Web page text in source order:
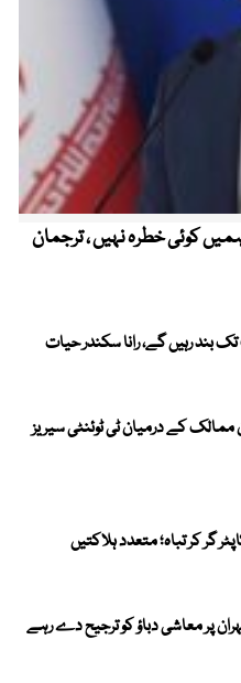
کوئی خطرہ نہیں ، ترجمان
میزبان ممالک کے درمیان ٹی ٹوئنٹی سیریز
پر معاشی دباؤ کو ترجیح دے رہے